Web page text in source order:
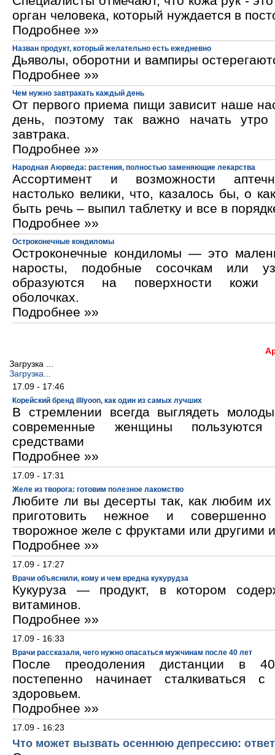
орган человека, который нуждается в
Подробнее »»
Назван продукт, который желательно есть ежедневно
Дьяволы, оборотни и вампиры
Подробнее »»
Чем нужно завтракать каждый день
От первого приема пищи зависит наше
день, поэтому так важно начать утро
завтрака.
Подробнее »»
Народная Аюрведа: растения, полностью заменяющие лекарства
Ассортимент и возможности
настолько велики, что, казалось бы, о
быть речь – выпил таблетку и все в
Подробнее »»
Остроконечные кондиломы
Остроконечные кондиломы — это
наросты, подобные сосочкам или
образуются на поверхности кожи
оболочках.
Подробнее »»
Загрузка ...
Загрузка...
17.09 - 17:46
Корейский бренд illiyoon, как один из самых лучших
В стремлении всегда выглядеть
современные женщины пользуются
средствами
Подробнее »»
17.09 - 17:31
Желе из творога: готовим полезное лакомство
Любите ли вы десерты так, как любим
приготовить нежное и
творожное желе с фруктами или другими
Подробнее »»
17.09 - 17:27
Врачи объяснили, кому и чем вредна кукурудза
Кукуруза — продукт, в котором
витаминов.
Подробнее »»
17.09 - 16:33
Врачи рассказали, чего нужно опасаться мужчинам после 40 лет
После преодоления дистанции в
постепенно начинает сталкиваться
здоровьем.
Подробнее »»
17.09 - 16:23
Что может вызвать осеннюю депрессию: